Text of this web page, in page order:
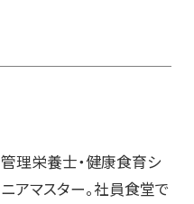
管理栄養士・健康食育シ
ニアマスター。社員食堂で